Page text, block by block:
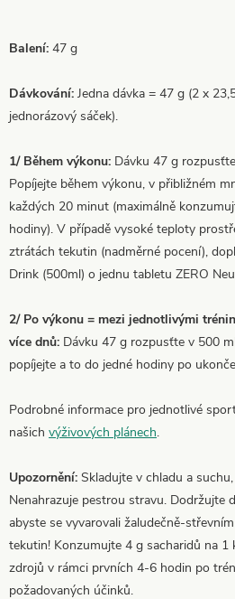
Balení: 47 g
Dávkování: Jedna dávka = 47 g (2 x
jednorázový sáček).
1/ Během výkonu: Dávku 47 g
Popíjejte během výkonu, v přibližném
každých 20 minut (maximálně
hodiny). V případě vysoké teploty
ztrátách tekutin (nadměrné pocení),
Drink (500ml) o jednu tabletu ZERO
2/ Po výkonu = mezi jednotlivými
více dnů: Dávku 47 g rozpusťte v 500
popíjejte a to do jedné hodiny po
Podrobné informace pro jednotlivé
našich výživových plánech.
Upozornění: Skladujte v chladu a
Nenahrazuje pestrou stravu. Dodržujte
abyste se vyvarovali žaludečně-
tekutin! Konzumujte 4 g sacharidů na 1
zdrojů v rámci prvních 4-6 hodin po
požadovaných účinků.